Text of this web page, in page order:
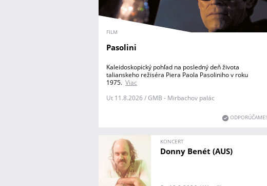
FILM
Pasolini
Kaleidoskopický pohľad na posledný deň života
talianskeho režiséra Piera Paola Pasoliniho v roku
1975. Viac
Ut 11.8.2026 / GMB - Mirbachov palác
ODPORÚČAME!
KONCERT
Donny Benét (AUS)